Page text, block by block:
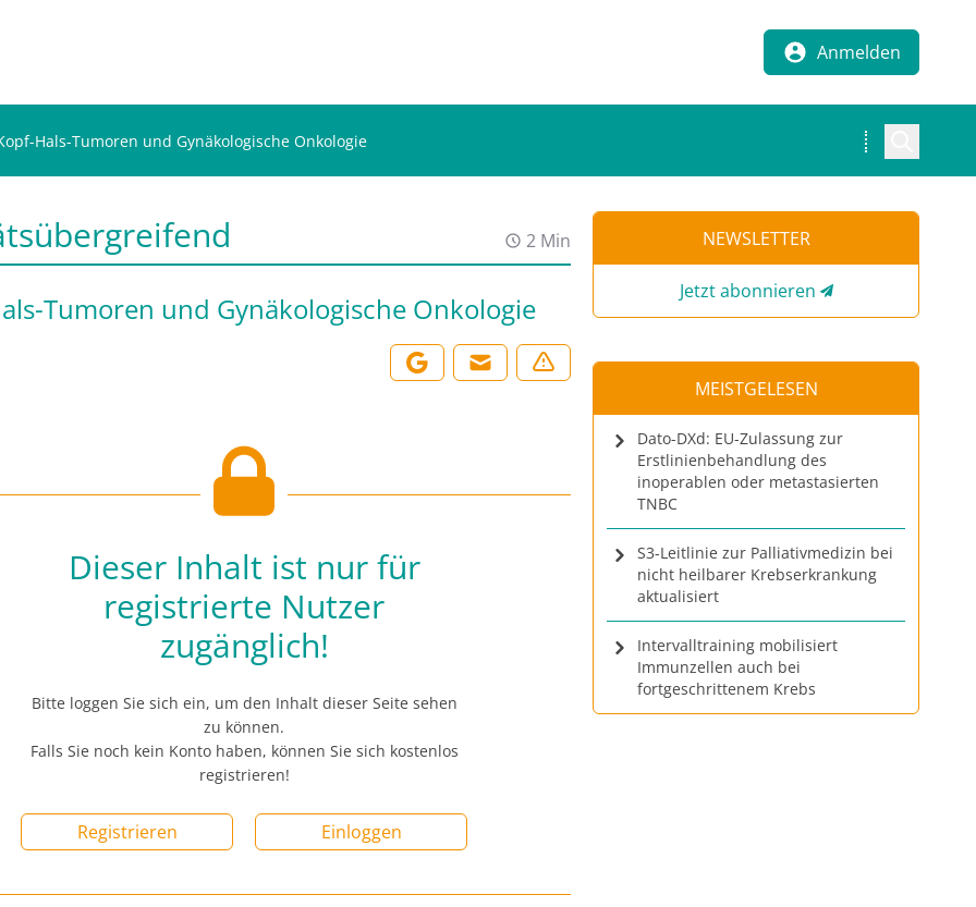
Anmelden
Hals-Tumoren und Gynäkologische Onkologie
2 Min
Tumoren und Gynäkologische Onkologie
Dieser Inhalt ist nur für
registrierte Nutzer
zugänglich!
Bitte loggen Sie sich ein, um den Inhalt dieser Seite sehen
zu können.
Falls Sie noch kein Konto haben, können Sie sich kostenlos
registrieren!
Registrieren Einloggen
NEWSLETTER
Jetzt abonnieren
MEISTGELESEN
Dato-DXd: EU-Zulassung zur
Erstlinienbehandlung des
inoperablen oder metastasierten
TNBC
S3-Leitlinie zur Palliativmedizin bei
nicht heilbarer Krebserkrankung
aktualisiert
Intervalltraining mobilisiert
Immunzellen auch bei
fortgeschrittenem Krebs